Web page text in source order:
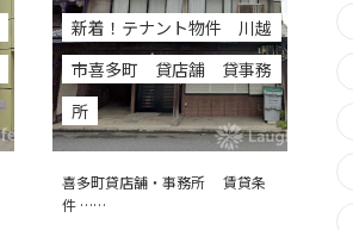
新着！テナント物件 川越
市喜多町 貸店舗 貸事務
所
喜多町貸店舗・事務所 賃貸条
件 ……